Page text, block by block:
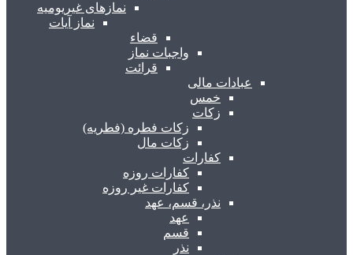
نمازهای غیریومیه
نماز آیات
قضاء
واجبات نماز
قرائت
عبادات مالی
خمس
زکات
زکات فطره (فطریه)
زکات مال
کفارات
کفارات روزه
کفارات غیر روزه
نذر، قسم، عهد
عهد
قسم
نذر